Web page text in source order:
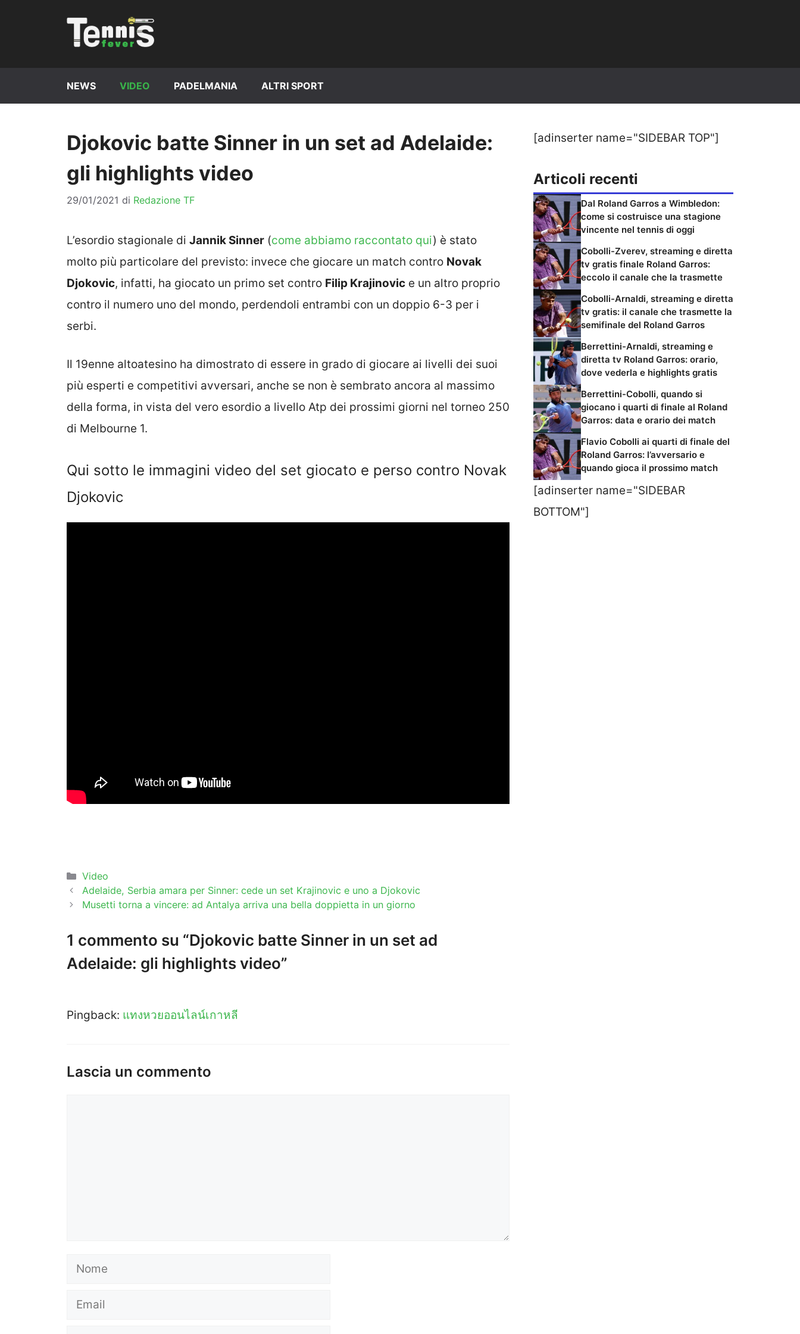
NEWS VIDEO PADELMANIA ALTRI SPORT
Djokovic batte Sinner in un set ad Adelaide:
gli highlights video
29/01/2021 di Redazione TF
L’esordio stagionale di Jannik Sinner (come abbiamo raccontato qui) è stato
molto più particolare del previsto: invece che giocare un match contro Novak
Djokovic, infatti, ha giocato un primo set contro Filip Krajinovic e un altro proprio
contro il numero uno del mondo, perdendoli entrambi con un doppio 6-3 per i
serbi.
Il 19enne altoatesino ha dimostrato di essere in grado di giocare ai livelli dei suoi
più esperti e competitivi avversari, anche se non è sembrato ancora al massimo
della forma, in vista del vero esordio a livello Atp dei prossimi giorni nel torneo 250
di Melbourne 1.
Qui sotto le immagini video del set giocato e perso contro Novak
Djokovic
Categorie
Video
Adelaide, Serbia amara per Sinner: cede un set Krajinovic e uno a Djokovic
Musetti torna a vincere: ad Antalya arriva una bella doppietta in un giorno
1 commento su “Djokovic batte Sinner in un set ad
Adelaide: gli highlights video”
Pingback: แทงหวยออนไลน์เกาหลี
Lascia un commento
Nome
Email
[adinserter name="SIDEBAR TOP"]
Articoli recenti
Dal Roland Garros a Wimbledon:
come si costruisce una stagione
vincente nel tennis di oggi
Cobolli-Zverev, streaming e diretta
tv gratis finale Roland Garros:
eccolo il canale che la trasmette
Cobolli-Arnaldi, streaming e diretta
tv gratis: il canale che trasmette la
semifinale del Roland Garros
Berrettini-Arnaldi, streaming e
diretta tv Roland Garros: orario,
dove vederla e highlights gratis
Berrettini-Cobolli, quando si
giocano i quarti di finale al Roland
Garros: data e orario dei match
Flavio Cobolli ai quarti di finale del
Roland Garros: l’avversario e
quando gioca il prossimo match
[adinserter name="SIDEBAR
BOTTOM"]